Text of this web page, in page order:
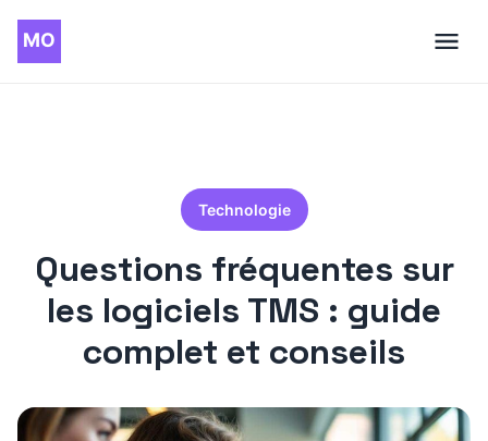
Technologie
Questions fréquentes sur
les logiciels TMS : guide
complet et conseils